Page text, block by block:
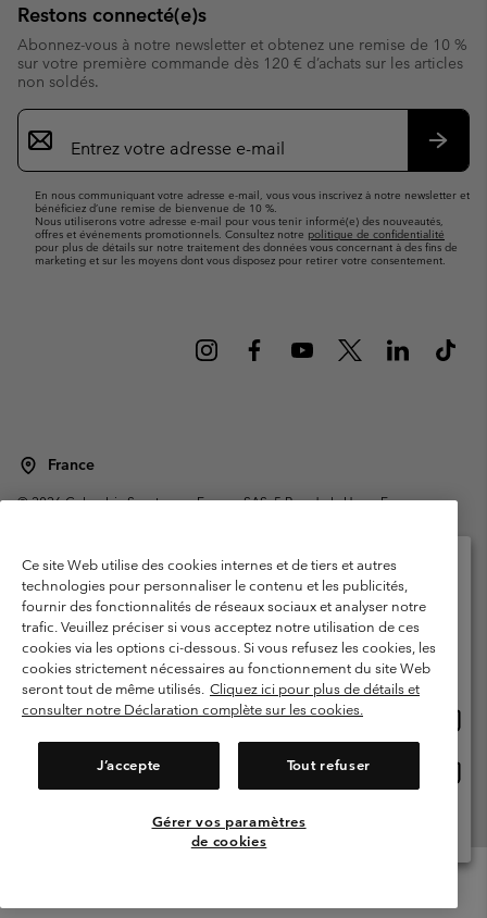
Restons connecté(e)s
Abonnez-vous à notre newsletter et obtenez une remise de 10 %
sur votre première commande dès 120 € d’achats sur les articles
non soldés.
Inscription
par
e-
En nous communiquant votre adresse e-mail, vous vous inscrivez à notre newsletter et
bénéficiez d’une remise de bienvenue de 10 %.
Nous utiliserons votre adresse e-mail pour vous tenir informé(e) des nouveautés,
offres et événements promotionnels. Consultez notre politique de confidentialité
pour plus de détails sur notre traitement des données vous concernant à des fins de
marketing et sur les moyens dont vous disposez pour retirer votre consentement.
France
©2026Columbia Sportswear Europe SAS. 5 Rue de la Haye, Espace
Garanties Légales
Politique de confidentialité
Conditions d'utilisation - Membres
Conditions D'utilisation - Contenu généré par l'utilisateur
Impressum
Cookies
Public CBCR
Ce site Web utilise des cookies internes et de tiers et autres
technologies pour personnaliser le contenu et les publicités,
fournir des fonctionnalités de réseaux sociaux et analyser notre
trafic. Veuillez préciser si vous acceptez notre utilisation de ces
cookies via les options ci-dessous. Si vous refusez les cookies, les
cookies strictement nécessaires au fonctionnement du site Web
seront tout de même utilisés. Cliquez ici pour plus de détails et
consulter notre Déclaration complète sur les cookies.
J’accepte Tout refuser
Gérer vos paramètres
de cookies
Veuillez sélectionner votre pays d’expédition et
votre langue
Achats en ligne disponibles
United States
ligne
France
Voir Tous Les Pays